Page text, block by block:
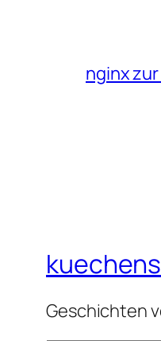
nginx
Geschichten